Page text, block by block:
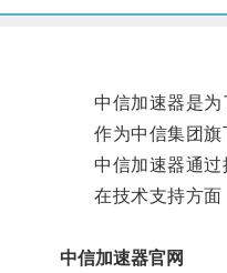
中信加速器是为了
作为中信集团旗下
中信加速器通过提
在技术支持方面，
中信加速器官网